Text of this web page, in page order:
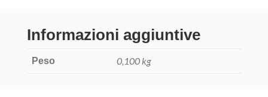
Informazioni aggiuntive
Peso 0,100 kg